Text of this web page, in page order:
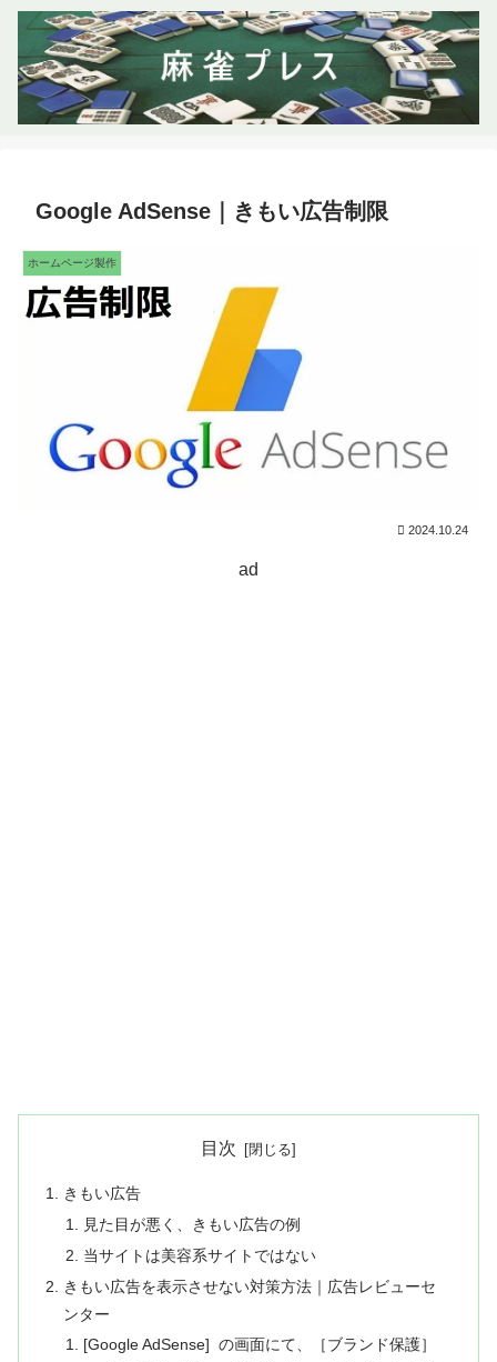
Google AdSense｜きもい広告制限
ホームページ製作
2024.10.24
ad
目次
きもい広告
見た目が悪く、きもい広告の例
当サイトは美容系サイトではない
きもい広告を表示させない対策方法｜広告レビューセ
ンター
[Google AdSense] の画面にて、［ブランド保護］